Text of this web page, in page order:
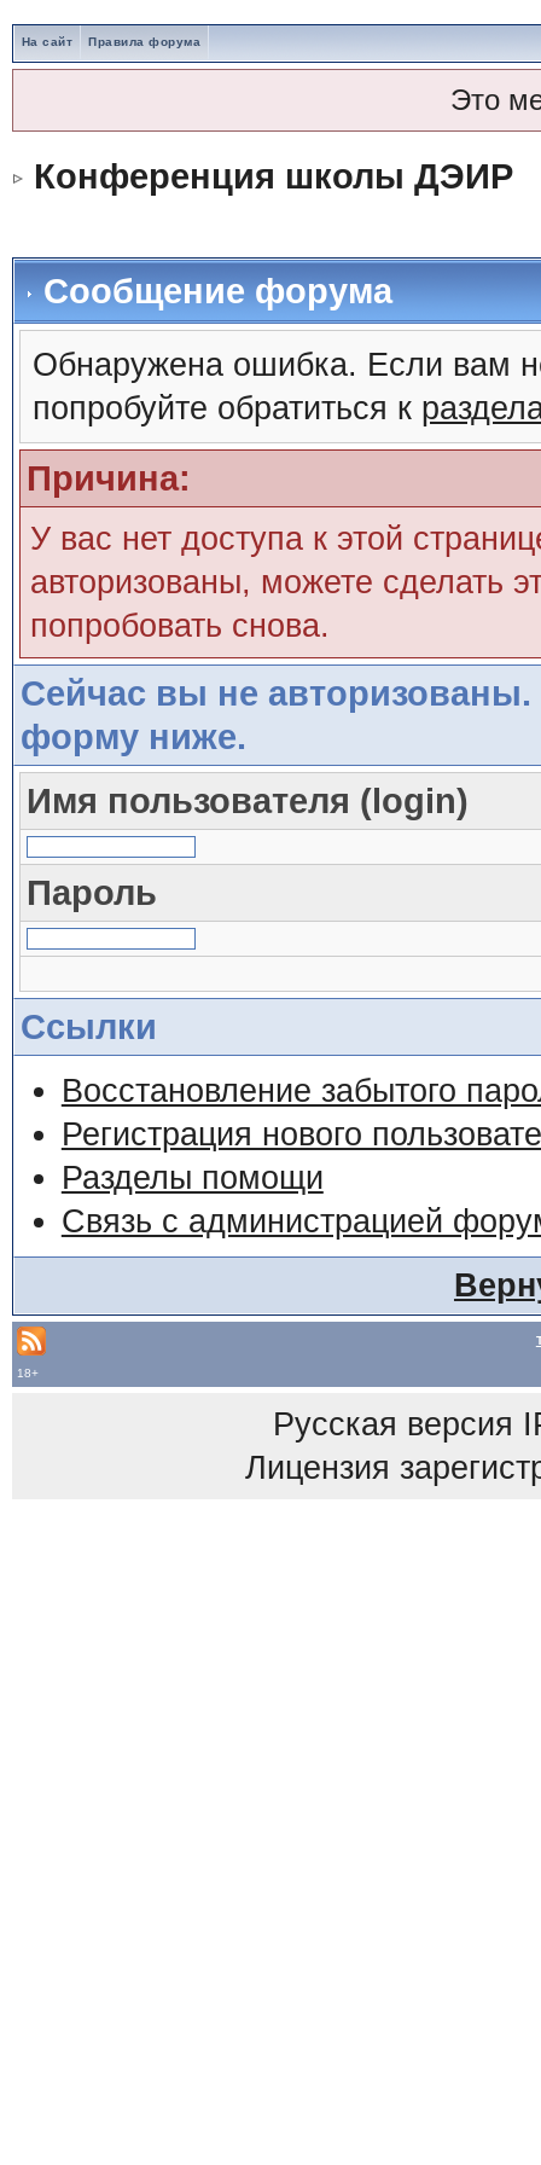
На сайт Правила форума
Это
Конференция школы ДЭИР
Сообщение форума
Обнаружена ошибка. Если вам
попробуйте обратиться к
Причина:
У вас нет доступа к этой
авторизованы, можете сделать
попробовать снова.
Сейчас вы не авторизованы.
форму ниже.
Имя пользователя (login)
Пароль
Ссылки
Восстановление забытого
Регистрация нового
Разделы помощи
Связь с администрацией
18+
Русская версия
Лицензия